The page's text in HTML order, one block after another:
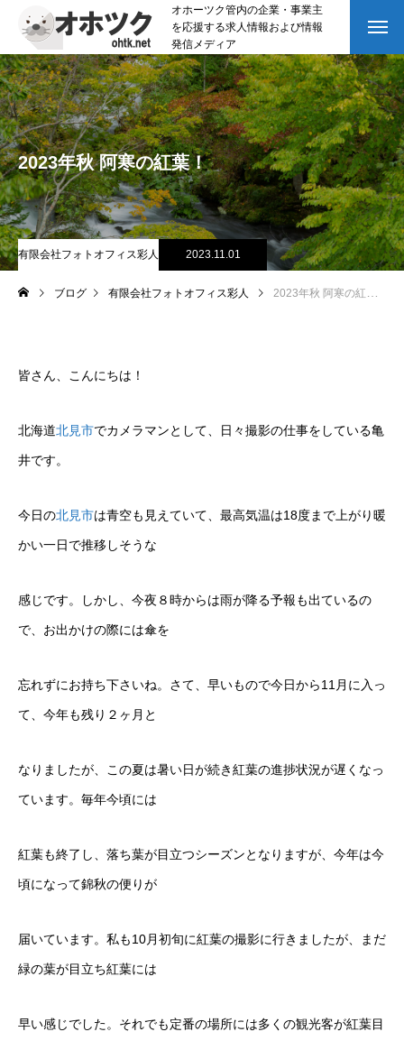
オホーツク管内の企業・事業主
を応援する求人情報および情報
発信メディア
2023年秋 阿寒の紅葉！
有限会社フォトオフィス彩人 2023.11.01
ブログ 有限会社フォトオフィス彩人 2023年秋 阿寒の紅葉！
皆さん、こんにちは！
北海道北見市でカメラマンとして、日々撮影の仕事をしている亀
井です。
今日の北見市は青空も見えていて、最高気温は18度まで上がり暖
かい一日で推移しそうな
感じです。しかし、今夜８時からは雨が降る予報も出ているの
で、お出かけの際には傘を
忘れずにお持ち下さいね。さて、早いもので今日から11月に入っ
て、今年も残り２ヶ月と
なりましたが、この夏は暑い日が続き紅葉の進捗状況が遅くなっ
ています。毎年今頃には
紅葉も終了し、落ち葉が目立つシーズンとなりますが、今年は今
頃になって錦秋の便りが
届いています。私も10月初旬に紅葉の撮影に行きましたが、まだ
緑の葉が目立ち紅葉には
早い感じでした。それでも定番の場所には多くの観光客が紅葉目